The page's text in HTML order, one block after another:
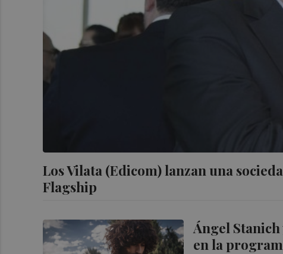
Los Vilata (Edicom) lanzan una
Flagship
Ángel
en la